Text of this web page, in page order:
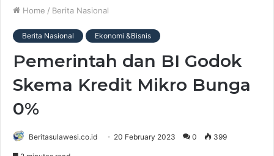
Home / Berita Nasional
Berita Nasional Ekonomi &Bisnis
Pemerintah dan BI Godok
Skema Kredit Mikro Bunga
0%
Beritasulawesi.co.id 20 February 2023 0 399